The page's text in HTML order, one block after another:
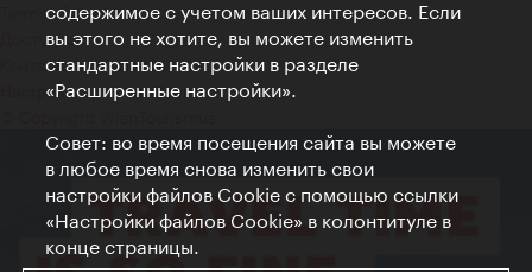
Terms of Use
Доступность
Контакты для прессы
Настройки файлов Cookie
содержимое с учетом ваших интересов. Если
вы этого не хотите, вы можете изменить
стандартные настройки в разделе
«Расширенные настройки».
Совет: во время посещения сайта вы можете
в любое время снова изменить свои
настройки файлов Cookie с помощью ссылки
«Настройки файлов Cookie» в колонтитуле в
конце страницы.